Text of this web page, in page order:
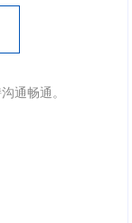
通畅通。